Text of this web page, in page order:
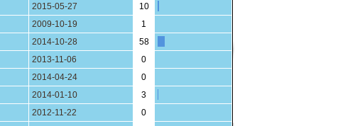
2015-05-27
10
2009-10-19
1
2014-10-28
58
2013-11-06
0
2014-04-24
0
2014-01-10
3
2012-11-22
0